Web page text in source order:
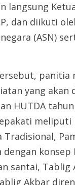
langsung
dan diikuti
(ASN)
panitia
yang akan
HUTDA
meliputi
Tradisional,
dengan konsep
santai, Tablig
Akbar